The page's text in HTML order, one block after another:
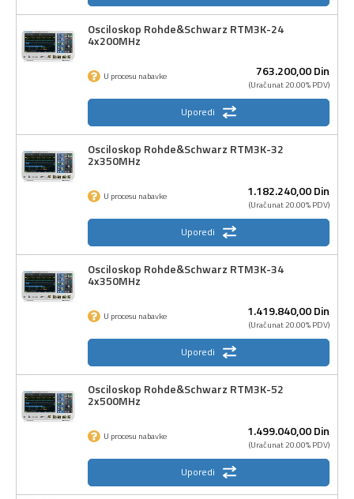
Osciloskop Rohde&Schwarz RTM3K-24
4x200MHz
763.200,00Din
(Uračunat 20.00% PDV)
U procesu nabavke
Uporedi
Osciloskop Rohde&Schwarz RTM3K-32
2x350MHz
1.182.240,00Din
(Uračunat 20.00% PDV)
U procesu nabavke
Uporedi
Osciloskop Rohde&Schwarz RTM3K-34
4x350MHz
1.419.840,00Din
(Uračunat 20.00% PDV)
U procesu nabavke
Uporedi
Osciloskop Rohde&Schwarz RTM3K-52
2x500MHz
1.499.040,00Din
(Uračunat 20.00% PDV)
U procesu nabavke
Uporedi